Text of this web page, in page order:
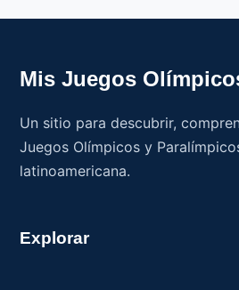
Mis Juegos
Un sitio para descubrir,
Juegos Olímpicos y
latinoamericana.
Explorar